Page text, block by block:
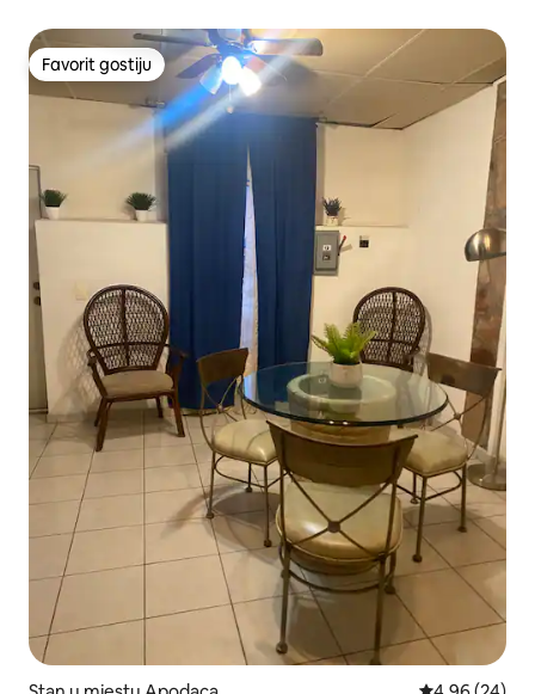
Favorit gostiju
Favorit gostiju